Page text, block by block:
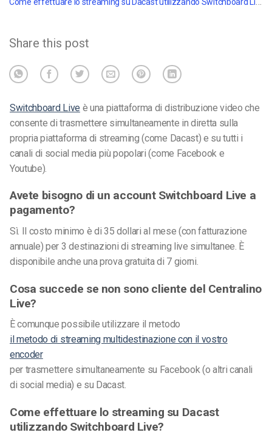
Share this post
Switchboard Live è una piattaforma di distribuzione video che
consente di trasmettere simultaneamente in diretta sulla
propria piattaforma di streaming (come Dacast) e su tutti i
canali di social media più popolari (come Facebook e
Youtube).
Avete bisogno di un account Switchboard Live a
pagamento?
Sì. Il costo minimo è di 35 dollari al mese (con fatturazione
annuale) per 3 destinazioni di streaming live simultanee. È
disponibile anche una prova gratuita di 7 giorni.
Cosa succede se non sono cliente del Centralino
Live?
È comunque possibile utilizzare il metodo
il metodo di streaming multidestinazione con il vostro
encoder
per trasmettere simultaneamente su Facebook (o altri canali
di social media) e su Dacast.
Come effettuare lo streaming su Dacast
utilizzando Switchboard Live?